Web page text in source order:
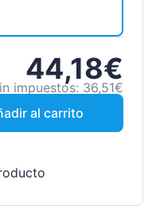
44,18€
impuestos: 36,51€
al carrito